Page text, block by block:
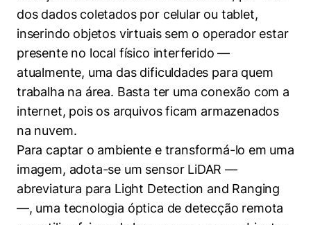
dos dados coletados por celular ou tablet,
inserindo objetos virtuais sem o operador estar
presente no local físico interferido —
atualmente, uma das dificuldades para quem
trabalha na área. Basta ter uma conexão com a
internet, pois os arquivos ficam armazenados
na nuvem.
Para captar o ambiente e transformá-lo em uma
imagem, adota-se um sensor LiDAR —
abreviatura para Light Detection and Ranging
—, uma tecnologia óptica de detecção remota